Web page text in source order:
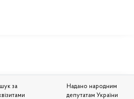
за
Надано народним
депутатам України